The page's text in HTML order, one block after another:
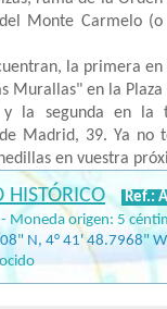
Monte Carmelo(o
la primera en
Murallas" en la Plaza
la segunda en la
Madrid, 39. Ya no
en vuestra
HISTÓRICO
Ref.:
Moneda origen: 5
N, 4° 41' 48.7968" W